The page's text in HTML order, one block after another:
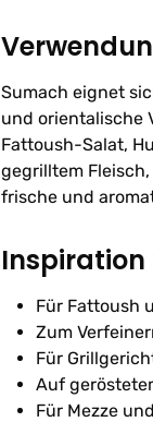
Sumach eignet
und orientalische
Fattoush-Salat,
gegrilltem
frische und
Inspiration
Für Fattoush
Zum
Für
Auf
Für Mezze